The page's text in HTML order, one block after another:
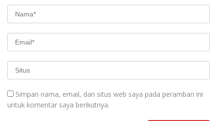
Simpan nama, email, dan situs web saya pada peramban ini
untuk komentar saya berikutnya.